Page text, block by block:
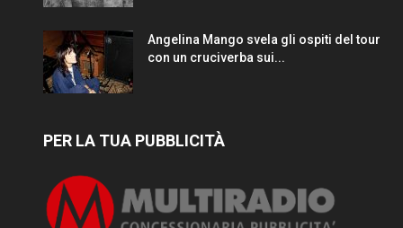
Angelina Mango svela gli ospiti del tour
con un cruciverba sui...
PER LA TUA PUBBLICITÀ